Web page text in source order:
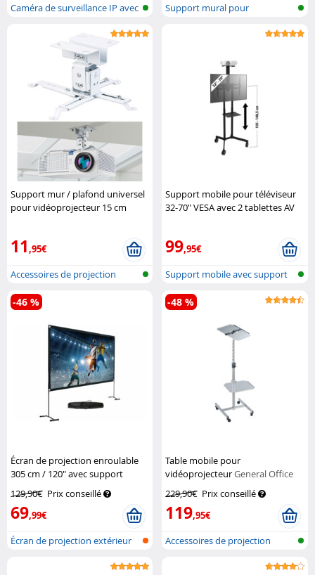
Caméra de surveillance IP avec
Support mural pour
Support mur / plafond universel
pour vidéoprojecteur 15 cm
11 ,95€
Accessoires de projection
vidéo
Support mobile pour téléviseur
32-70" VESA avec 2 tablettes AV
99,95€
Support mobile avec support
pour pr...
Écran de projection enroulable
305 cm / 120" avec support
129,90€ Prix conseillé
69,99€
-46 %
Écran de projection extérieur
Table mobile pour
vidéoprojecteurGeneral Office
229,90€ Prix conseillé
119,95€
-48 %
Accessoires de projection